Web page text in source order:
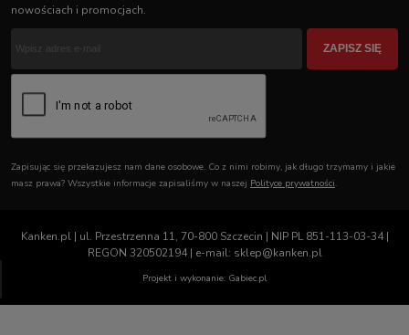
nowościach i promocjach.
ZAPISZ SIĘ
Zapisując się przekazujesz nam dane osobowe. Co z nimi robimy, jak długo trzymamy i jakie
masz prawa? Wszystkie informacje zapisaliśmy w naszej Polityce prywatności.
Kanken.pl | ul. Przestrzenna 11, 70-800 Szczecin | NIP PL 851-113-03-34 |
REGON 320502194 | e-mail: sklep@kanken.pl
Projekt i wykonanie: Gabiec.pl